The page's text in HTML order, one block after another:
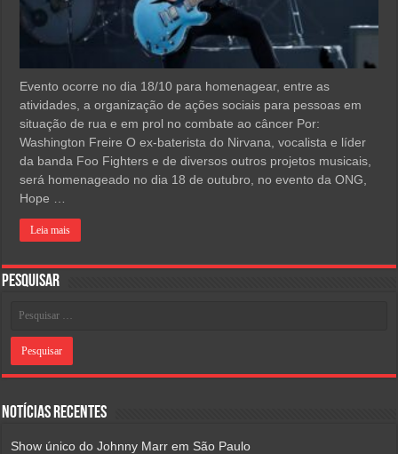
Evento ocorre no dia 18/10 para homenagear, entre as
atividades, a organização de ações sociais para pessoas em
situação de rua e em prol no combate ao câncer Por:
Washington Freire O ex-baterista do Nirvana, vocalista e líder
da banda Foo Fighters e de diversos outros projetos musicais,
será homenageado no dia 18 de outubro, no evento da ONG,
Hope …
Leia mais
Pesquisar
Notícias Recentes
Show único do Johnny Marr em São Paulo